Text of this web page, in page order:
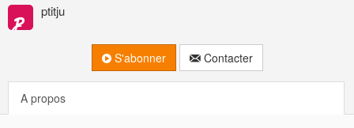
ptitju
S'abonner Contacter
A propos